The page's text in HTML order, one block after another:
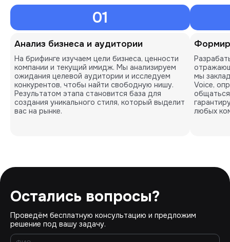
01
Анализ бизнеса и аудитории
На брифинге изучаем цели бизнеса, ценности
компании и текущий имидж. Мы анализируем
ожидания целевой аудитории и исследуем
конкурентов, чтобы найти свободную нишу.
Результатом этапа становится база для
создания уникального стиля, который выделит
вас на рынке.
мы
Voice,
любых
Остались вопросы?
Проведём бесплатную консультацию и предложим
решение под вашу задачу.